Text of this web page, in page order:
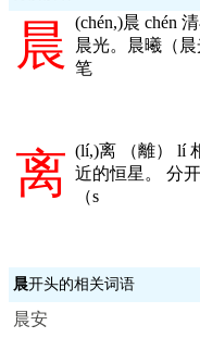
晨 (chén,)晨 chén
晨光。晨曦（
笔
离 (lí,)离 （離） lí
近的恒星。 分
（s
晨开头的相关词语
晨安